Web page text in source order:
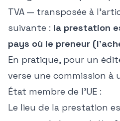
TVA — transposée à
suivante : la prestation
pays où le preneur
En pratique, pour un
verse une commission
État membre de l'UE :
Le lieu de la prestation